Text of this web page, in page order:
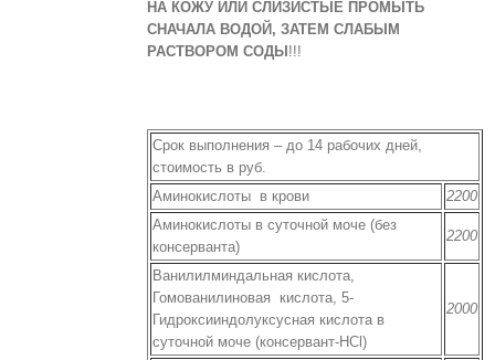
НА КОЖУ ИЛИ СЛИЗИСТЫЕ ПРОМЫТЬ
СНАЧАЛА ВОДОЙ, ЗАТЕМ СЛАБЫМ
РАСТВОРОМ СОДЫ!!!
Срок выполнения – до 14 рабочих дней,
стоимость в руб.
Аминокислоты в крови
2200
Аминокислоты в суточной моче (без
консерванта)
2200
Ванилилминдальная кислота,
Гомованилиновая кислота, 5-
Гидроксииндолуксусная кислота в
суточной моче (консервант-НСl)
2000